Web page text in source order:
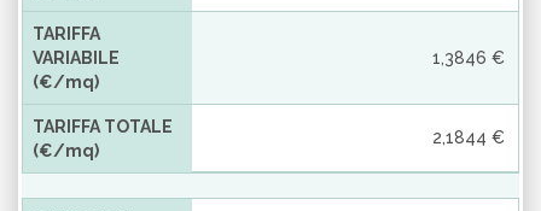
TARIFFA
VARIABILE
(€/mq)
1,3846 €
TARIFFA TOTALE
(€/mq)
2,1844 €